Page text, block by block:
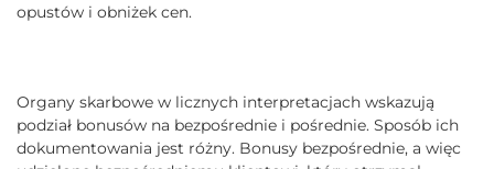
opustów i obniżek cen.
Organy skarbowe w licznych interpretacjach wskazują
podział bonusów na bezpośrednie i pośrednie. Sposób ich
dokumentowania jest różny. Bonusy bezpośrednie, a więc